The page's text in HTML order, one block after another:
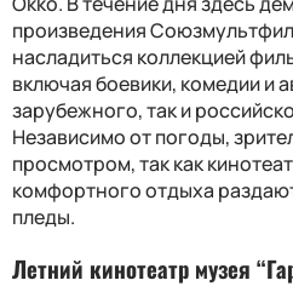
произведения
насладиться коллекцией
включая боевики, комедии и
зарубежного, так и
Независимо от погоды,
просмотром, так как
комфортного отдыха
пледы.
Летний кинотеатр музея